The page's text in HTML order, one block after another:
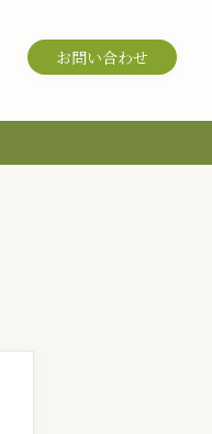
お問い合わせ